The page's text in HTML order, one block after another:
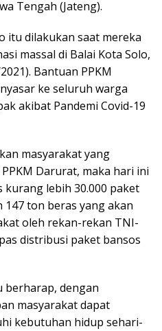
Tengah (Jateng).
itu dilakukan saat mereka
massal di Balai Kota Solo,
Bantuan PPKM
ke seluruh warga
akibat Pandemi Covid-19
masyarakat yang
Darurat, maka hari ini
kurang lebih 30.000 paket
ton beras yang akan
oleh rekan-rekan TNI-
distribusi paket bansos
berharap, dengan
masyarakat dapat
kebutuhan hidup sehari-